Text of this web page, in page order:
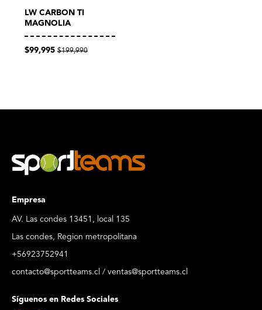
LW CARBON TI
MAGNOLIA
$99,995 $199,990
Empresa
AV. Las condes 13451, local 135
Las condes, Region metropolitana
+56923752941
contacto@sportteams.cl / ventas@sportteams.cl
Síguenos en Redes Sociales